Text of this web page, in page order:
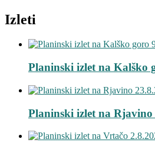
Izleti
Planinski izlet na Kalško
Planinski izlet na Rjavino